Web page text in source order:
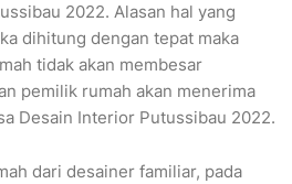
2022. Alasan hal yang
dihitung dengan tepat maka
tidak akan membesar
pemilik rumah akan menerima
Desain Interior Putussibau 2022.
dari desainer familiar, pada